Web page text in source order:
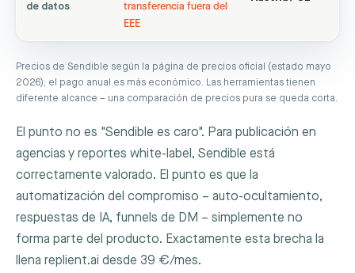
de datos
transferencia fuera del
EEE
Precios de Sendible según la página de precios oficial (estado mayo
2026); el pago anual es más económico. Las herramientas tienen
diferente alcance – una comparación de precios pura se queda corta.
El punto no es "Sendible es caro". Para publicación en
agencias y reportes white-label, Sendible está
correctamente valorado. El punto es que la
automatización del compromiso – auto-ocultamiento,
respuestas de IA, funnels de DM – simplemente no
forma parte del producto. Exactamente esta brecha la
llena replient.ai desde 39 €/mes.